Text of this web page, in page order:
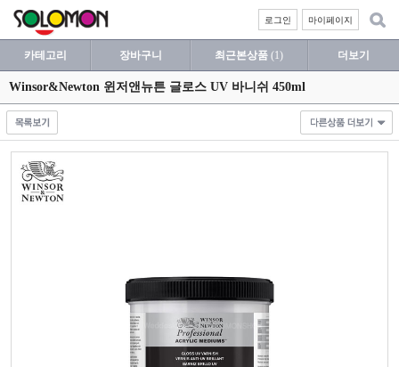
마이페이지
로그인
카테고리 장바구니 최근본상품 (1) 더보기
Winsor&Newton 윈저앤뉴튼 글로스 UV 바니쉬 450ml